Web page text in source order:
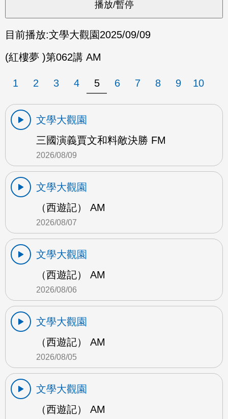
目前播放:文學大觀園2025/09/09
(紅樓夢 )第062講 AM
1 2 3 4 5 6 7 8 9 10
文學大觀園
三國演義賈文和料敵決勝 FM
2026/08/09
文學大觀園
（西遊記） AM
2026/08/07
文學大觀園
（西遊記） AM
2026/08/06
文學大觀園
（西遊記） AM
2026/08/05
文學大觀園
（西遊記） AM